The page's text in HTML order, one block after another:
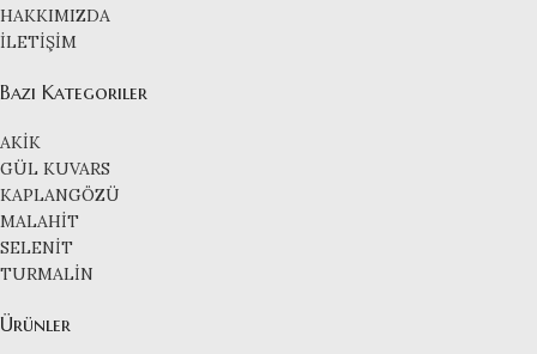
HAKKIMIZDA
İLETİŞİM
Bazı Kategoriler
AKİK
GÜL KUVARS
KAPLANGÖZÜ
MALAHİT
SELENİT
TURMALİN
Ürünler